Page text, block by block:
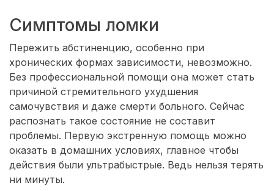
Симптомы ломки
Пережить абстиненцию, особенно при
хронических формах зависимости, невозможно.
Без профессиональной помощи она может стать
причиной стремительного ухудшения
самочувствия и даже смерти больного. Сейчас
распознать такое состояние не составит
проблемы. Первую экстренную помощь можно
оказать в домашних условиях, главное чтобы
действия были ультрабыстрые. Ведь нельзя терять
ни минуты.